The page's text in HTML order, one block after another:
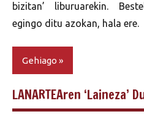
bizitan’ liburuarekin.
egingo ditu azokan, hala ere.
Gehiago
LANARTEAren ‘Laineza’